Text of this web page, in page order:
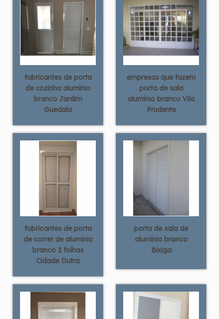
fabricantes de porta
de cozinha alumínio
branco Jardim
Guedala
empresas que fazem
porta de sala
alumínio branco Vila
Prudente
fabricantes de porta
de correr de alumínio
branco 2 folhas
Cidade Dutra
porta de sala de
alumínio branco
Bixiga